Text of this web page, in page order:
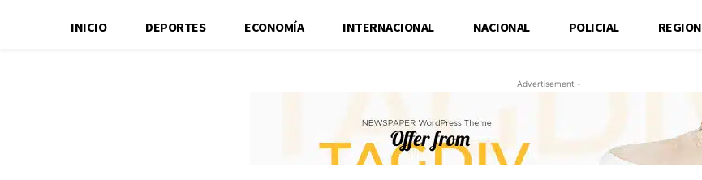
INICIO DEPORTES ECONOMÍA INTERNACIONAL NACIONAL POLICIAL REGION
- Advertisement -